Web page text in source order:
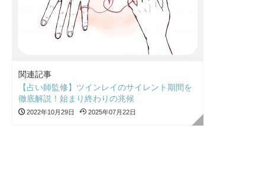
関連記事
【占い師監修】ツインレイのサイレント期間を
徹底解説！始まり終わりの兆候
2022年10月29日 2025年07月22日